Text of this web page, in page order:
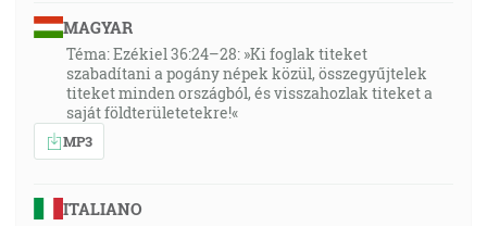
MAGYAR
Téma: Ezékiel 36:24–28: »Ki foglak titeket
szabadítani a pogány népek közül, összegyűjtelek
titeket minden országból, és visszahozlak titeket a
saját földterületetekre!«
MP3
ITALIANO